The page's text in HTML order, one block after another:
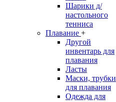
Шарики д/
настольного
тенниса
Плавание +
Другой
инвентарь для
плавания
Ласты
Маски, трубки
для плавания
Одежда для